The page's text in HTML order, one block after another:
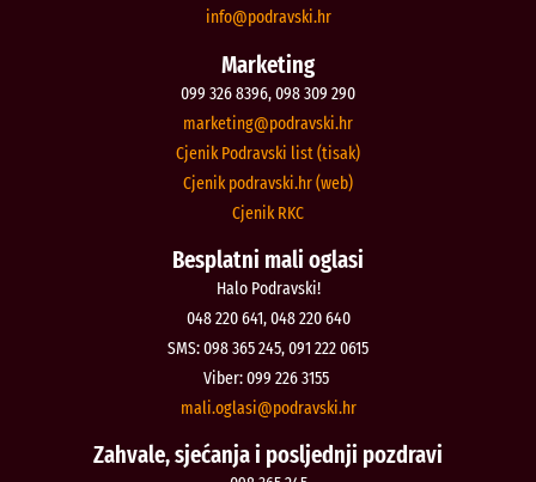
rh.iksvardop
@ofni
Marketing
099 326 8396, 098 309 290
rh.iksvardop
@gnitekram
Cjenik Podravski list (tisak)
Cjenik podravski.hr (web)
Cjenik RKC
Besplatni mali oglasi
Halo Podravski!
048 220 641, 048 220 640
SMS: 098 365 245, 091 222 0615
Viber: 099 226 3155
rh.iksvardop
@isalgo.ilam
Zahvale, sjećanja i posljednji pozdravi